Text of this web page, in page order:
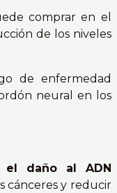
comprar en el
de los niveles
de enfermedad
neural en los
el daño al ADN
cánceres y reducir